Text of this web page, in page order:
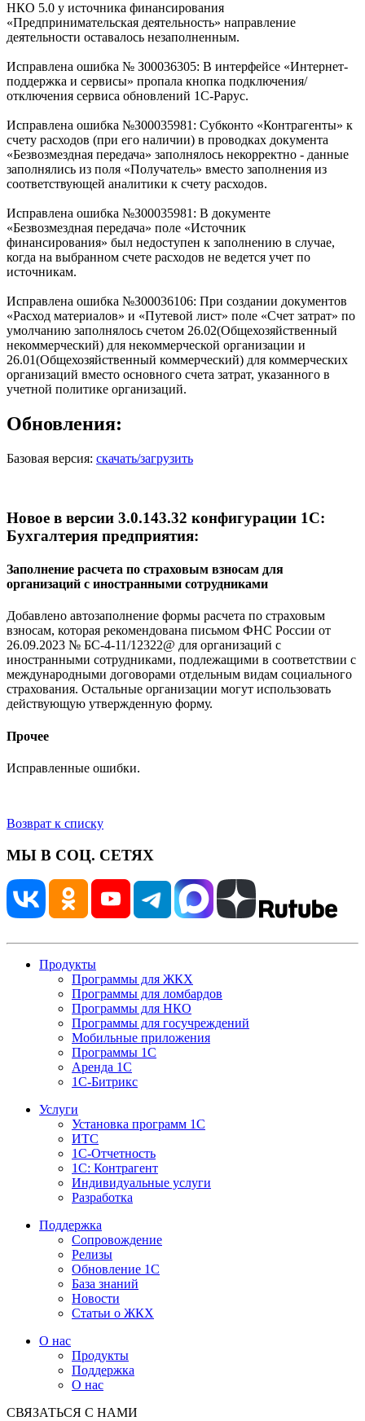
НКО 5.0 у источника финансирования
«Предпринимательская деятельность» направление
деятельности оставалось незаполненным.
Исправлена ошибка № З00036305: В интерфейсе «Интернет-
поддержка и сервисы» пропала кнопка подключения/
отключения сервиса обновлений 1С-Рарус.
Исправлена ошибка №З00035981: Субконто «Контрагенты» к
счету расходов (при его наличии) в проводках документа
«Безвозмездная передача» заполнялось некорректно - данные
заполнялись из поля «Получатель» вместо заполнения из
соответствующей аналитики к счету расходов.
Исправлена ошибка №З00035981: В документе
«Безвозмездная передача» поле «Источник
финансирования» был недоступен к заполнению в случае,
когда на выбранном счете расходов не ведется учет по
источникам.
Исправлена ошибка №З00036106: При создании документов
«Расход материалов» и «Путевой лист» поле «Счет затрат» по
умолчанию заполнялось счетом 26.02(Общехозяйственный
некоммерческий) для некоммерческой организации и
26.01(Общехозяйственный коммерческий) для коммерческих
организаций вместо основного счета затрат, указанного в
учетной политике организаций.
Обновления:
Базовая версия: скачать/загрузить
Новое в версии 3.0.143.32 конфигурации 1С:
Бухгалтерия предприятия:
Заполнение расчета по страховым взносам для
организаций с иностранными сотрудниками
Добавлено автозаполнение формы расчета по страховым
взносам, которая рекомендована письмом ФНС России от
26.09.2023 № БС-4-11/12322@ для организаций с
иностранными сотрудниками, подлежащими в соответствии с
международными договорами отдельным видам социального
страхования. Остальные организации могут использовать
действующую утвержденную форму.
Прочее
Исправленные ошибки.
Возврат к списку
МЫ В СОЦ. СЕТЯХ
Продукты
Программы для ЖКХ
Программы для ломбардов
Программы для НКО
Программы для госучреждений
Мобильные приложения
Программы 1С
Аренда 1С
1С-Битрикс
Услуги
Установка программ 1С
ИТС
1С-Отчетность
1С: Контрагент
Индивидуальные услуги
Разработка
Поддержка
Сопровождение
Релизы
Обновление 1С
База знаний
Новости
Статьи о ЖКХ
О нас
Продукты
Поддержка
О нас
СВЯЗАТЬСЯ С НАМИ